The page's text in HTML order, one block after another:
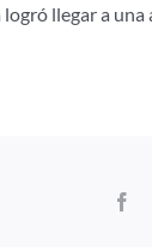
llegar a